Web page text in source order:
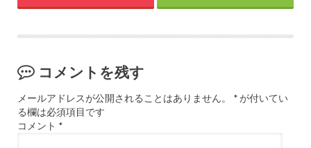
コメントを残す
メールアドレスが公開されることはありません。 *が付いてい
る欄は必須項目です
コメント *